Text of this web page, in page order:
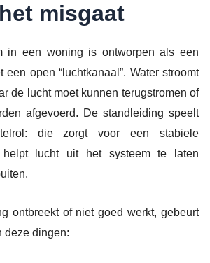
misgaat
in een woning is ontworpen als een
een open “luchtkanaal”. Water stroomt
de lucht moet kunnen terugstromen of
afgevoerd. De standleiding speelt
die zorgt voor een stabiele
helpt lucht uit het systeem te laten
ontbreekt of niet goed werkt, gebeurt
deze dingen: